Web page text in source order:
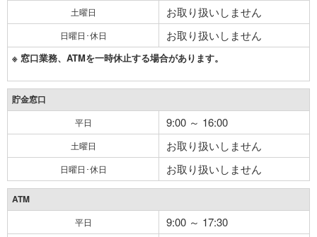
土曜日 お取り扱いしません
日曜日･休日 お取り扱いしません
※ 窓口業務、ATMを一時休止する場合があります。
貯金窓口
平日 9:00 ～ 16:00
土曜日 お取り扱いしません
日曜日･休日 お取り扱いしません
ATM
平日 9:00 ～ 17:30